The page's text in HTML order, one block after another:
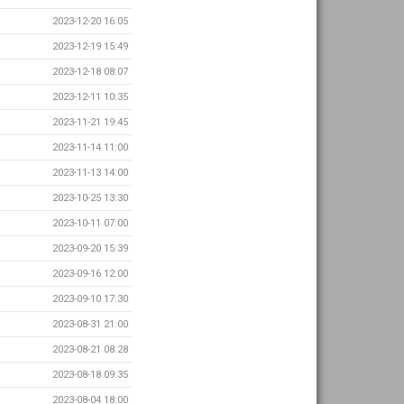
2023-12-20 16:05
2023-12-19 15:49
2023-12-18 08:07
2023-12-11 10:35
2023-11-21 19:45
2023-11-14 11:00
2023-11-13 14:00
2023-10-25 13:30
2023-10-11 07:00
2023-09-20 15:39
2023-09-16 12:00
2023-09-10 17:30
2023-08-31 21:00
2023-08-21 08:28
2023-08-18 09:35
2023-08-04 18:00